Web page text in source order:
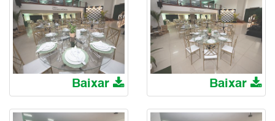
Baixar Baixar